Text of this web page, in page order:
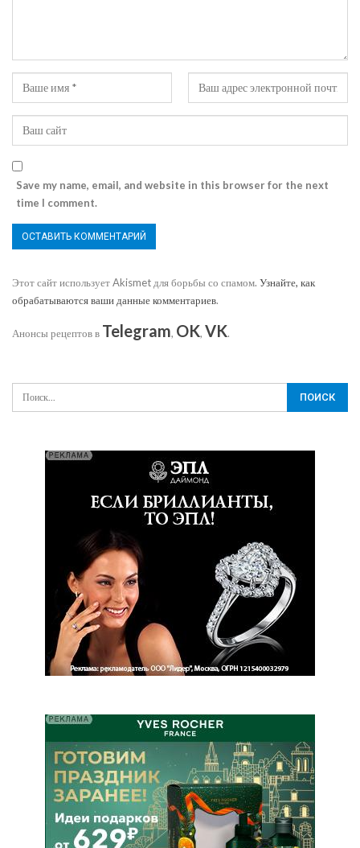
Save my name, email, and website in this browser for the next
time I comment.
Этот сайт использует Akismet для борьбы со спамом. Узнайте, как
обрабатываются ваши данные комментариев.
Анонсы рецептов в Telegram, OK, VK.